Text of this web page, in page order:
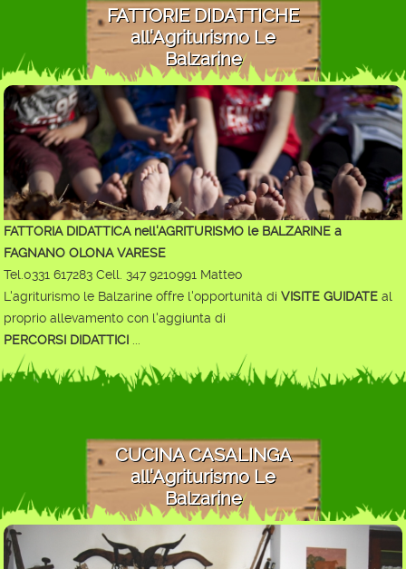
FATTORIE DIDATTICHE
all'Agriturismo Le
Balzarine
FATTORIA DIDATTICA nell'AGRITURISMO le BALZARINE a
FAGNANO OLONA VARESE
Tel.0331 617283 Cell. 347 9210991 Matteo
L'agriturismo le Balzarine offre l'opportunità diVISITE GUIDATE al
proprio allevamento con l'aggiunta di
PERCORSI DIDATTICI ...
CUCINA CASALINGA
all'Agriturismo Le
Balzarine